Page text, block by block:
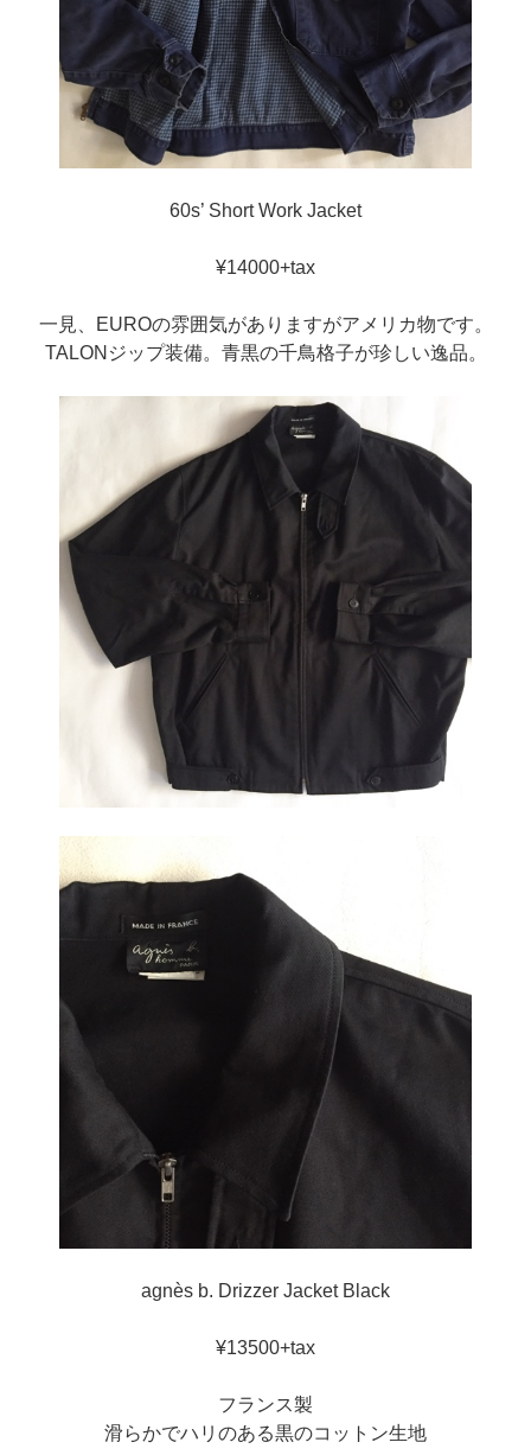
60s’ Short Work Jacket
¥14000+tax
一見、EUROの雰囲気がありますがアメリカ物です。
TALONジップ装備。青黒の千鳥格子が珍しい逸品。
agnès b. Drizzer Jacket Black
¥13500+tax
フランス製
滑らかでハリのある黒のコットン生地